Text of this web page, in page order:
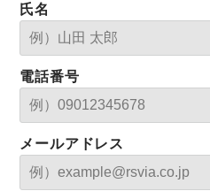
氏名
電話番号
メールアドレス